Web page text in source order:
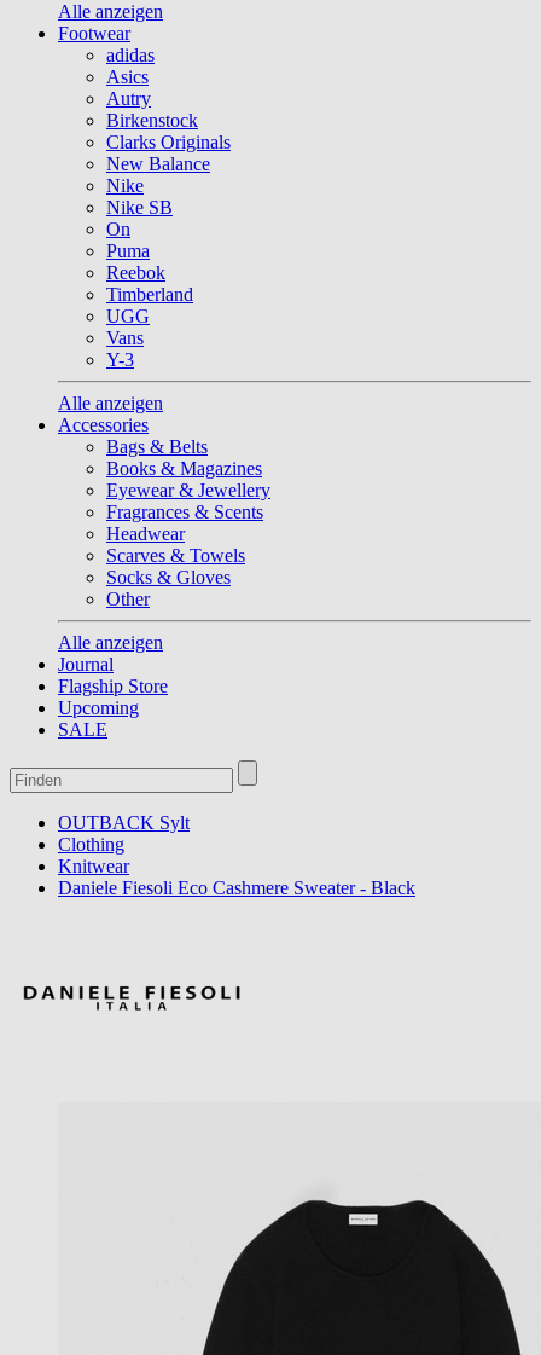
Alle anzeigen
Footwear
adidas
Asics
Autry
Birkenstock
Clarks Originals
New Balance
Nike
Nike SB
On
Puma
Reebok
Timberland
UGG
Vans
Y-3
Alle anzeigen
Accessories
Bags & Belts
Books & Magazines
Eyewear & Jewellery
Fragrances & Scents
Headwear
Scarves & Towels
Socks & Gloves
Other
Alle anzeigen
Journal
Flagship Store
Upcoming
SALE
OUTBACK Sylt
Clothing
Knitwear
Daniele Fiesoli Eco Cashmere Sweater - Black